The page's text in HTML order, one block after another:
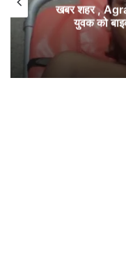
खबर शहर ,
युवक को